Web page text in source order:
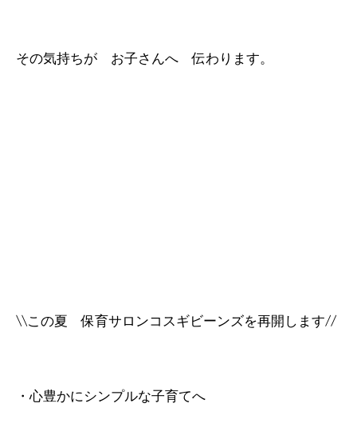
その気持ちが お子さんへ 伝わります。
\\この夏 保育サロンコスギビーンズを再開します//
・心豊かにシンプルな子育てへ